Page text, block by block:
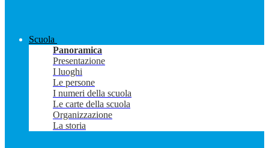
Scuola
Panoramica
Presentazione
I luoghi
Le persone
I numeri della scuola
Le carte della scuola
Organizzazione
La storia